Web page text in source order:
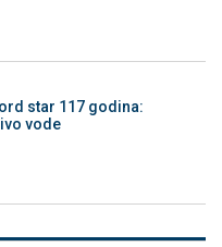
star 117 godina:
vode